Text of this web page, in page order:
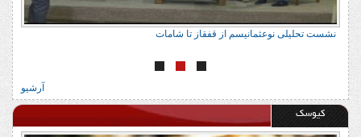
نشست تحلیلی نوعثمانیسم از قفقاز تا شامات
آرشیو
کیوسک